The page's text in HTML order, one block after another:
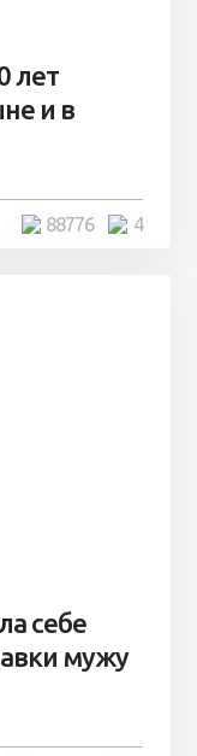
лет
и в
4
88776
себе
мужу